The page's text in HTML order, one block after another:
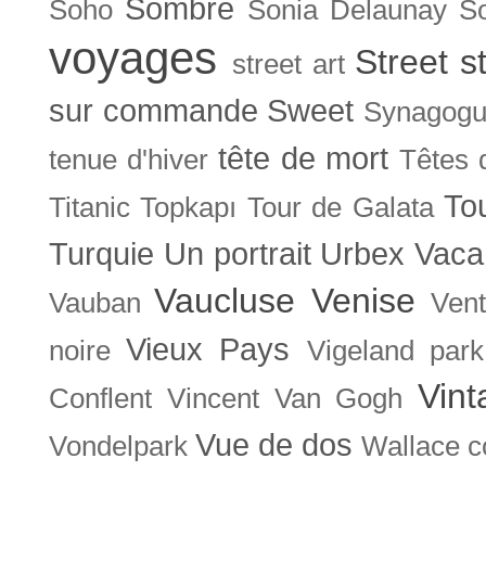
Soho Sombre Sonia Delaunay
voyages street art Street
sur commande Sweet
tenue d'hiver tête de mort Têtes
Titanic Topkapı Tour de Galata
Turquie Un portrait Urbex
Vauban Vaucluse Venise
noire Vieux Pays
Vigeland park
Conflent Vincent Van Gogh
Vondelpark Vue de dos Wallace